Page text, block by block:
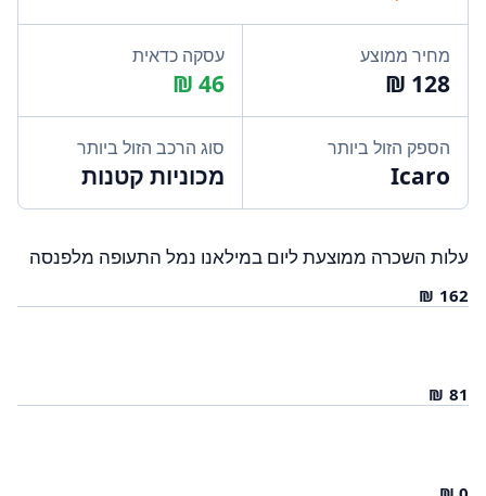
מחיר ממוצע עסקה כדאית
הספק הזול ביותר
Icaro
סוג הרכב הזול ביותר
מכוניות קטנות
עלות השכרה ממוצעת ליום במילאנו נמל התעופה מלפנסה